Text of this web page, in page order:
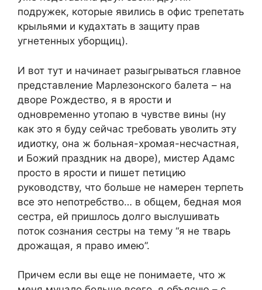
подружек, которые явились в офис трепетать
крыльями и кудахтать в защиту прав
угнетенных уборщиц).
И вот тут и начинает разыгрываться главное
представление Марлезонского балета – на
дворе Рождество, я в ярости и
одновременно утопаю в чувстве вины (ну
как это я буду сейчас требовать уволить эту
идиотку, она ж больная-хромая-несчастная,
и Божий праздник на дворе), мистер Адамс
просто в ярости и пишет петицию
руководству, что больше не намерен терпеть
все это непотребство… в общем, бедная моя
сестра, ей пришлось долго выслушивать
поток сознания сестры на тему “я не тварь
дрожащая, я право имею”.
Причем если вы еще не понимаете, что ж